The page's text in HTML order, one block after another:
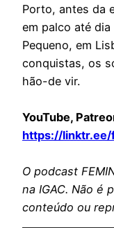
Porto, antes da
em palco até
Pequeno, em
conquistas, os
hão-de vir.
YouTube,
https://linktr.ee/
O podcast
na IGAC. Não é
conteúdo ou